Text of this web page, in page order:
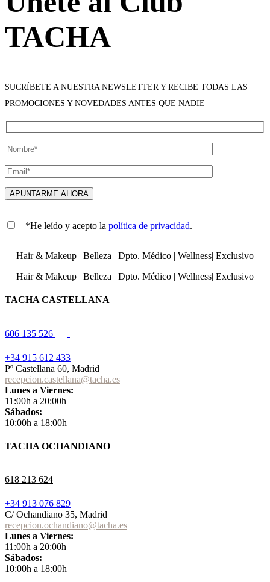
TACHA
SUCRÍBETE A NUESTRA NEWSLETTER Y RECIBE TODAS LAS
PROMOCIONES Y NOVEDADES ANTES QUE NADIE
*He leído y acepto la política de privacidad.
Hair & Makeup | Belleza | Dpto. Médico | Wellness| Exclusivo
Hair & Makeup | Belleza | Dpto. Médico | Wellness| Exclusivo
TACHA CASTELLANA
606 135 526
+34 915 612 433
Pº Castellana 60, Madrid
recepcion.castellana@tacha.es
Lunes a Viernes:
11:00h a 20:00h
Sábados:
10:00h a 18:00h
TACHA OCHANDIANO
618 213 624
+34 913 076 829
C/ Ochandiano 35, Madrid
recepcion.ochandiano@tacha.es
Lunes a Viernes:
11:00h a 20:00h
Sábados:
10:00h a 18:00h